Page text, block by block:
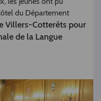
du Département
Villers-Cotterêts pour
de la Langue